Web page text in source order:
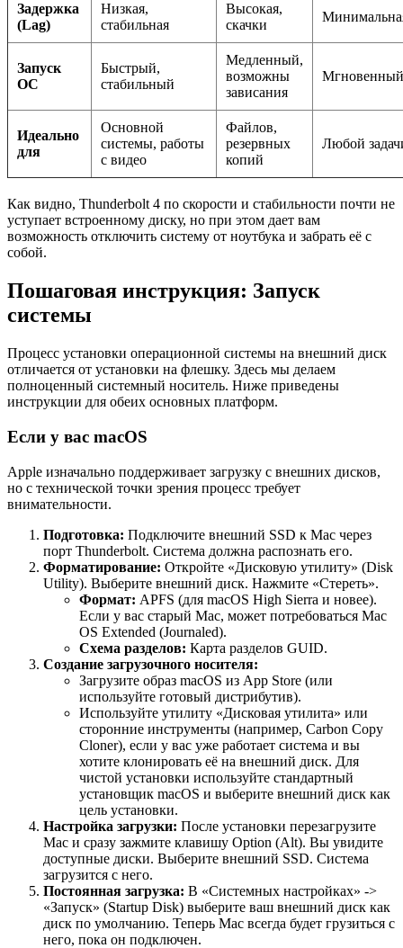
Задержка
(Lag)
Низкая,
стабильная
Высокая,
скачки
Запуск
ОС
Быстрый,
стабильный
Медленный,
возможны
зависания
Мгновенный
Идеально
для
Основной
системы, работы
с видео
Файлов,
резервных
копий
Любой
Как видно, Thunderbolt 4 по скорости и стабильности почти не
уступает встроенному диску, но при этом дает вам
возможность отключить систему от ноутбука и забрать её с
собой.
Пошаговая инструкция: Запуск
системы
Процесс установки операционной системы на внешний диск
отличается от установки на флешку. Здесь мы делаем
полноценный системный носитель. Ниже приведены
инструкции для обеих основных платформ.
Если у вас macOS
Apple изначально поддерживает загрузку с внешних дисков,
но с технической точки зрения процесс требует
внимательности.
Подготовка: Подключите внешний SSD к Mac через
порт Thunderbolt. Система должна распознать его.
Форматирование: Откройте «Дисковую утилиту» (Disk
Utility). Выберите внешний диск. Нажмите «Стереть».
Формат: APFS (для macOS High Sierra и новее).
Если у вас старый Mac, может потребоваться Mac
OS Extended (Journaled).
Схема разделов: Карта разделов GUID.
Создание загрузочного носителя:
Загрузите образ macOS из App Store (или
используйте готовый дистрибутив).
Используйте утилиту «Дисковая утилита» или
сторонние инструменты (например, Carbon Copy
Cloner), если у вас уже работает система и вы
хотите клонировать её на внешний диск. Для
чистой установки используйте стандартный
установщик macOS и выберите внешний диск как
цель установки.
Настройка загрузки: После установки перезагрузите
Mac и сразу зажмите клавишу Option (Alt). Вы увидите
доступные диски. Выберите внешний SSD. Система
загрузится с него.
Постоянная загрузка: В «Системных настройках» ->
«Запуск» (Startup Disk) выберите ваш внешний диск как
диск по умолчанию. Теперь Mac всегда будет грузиться с
него, пока он подключен.